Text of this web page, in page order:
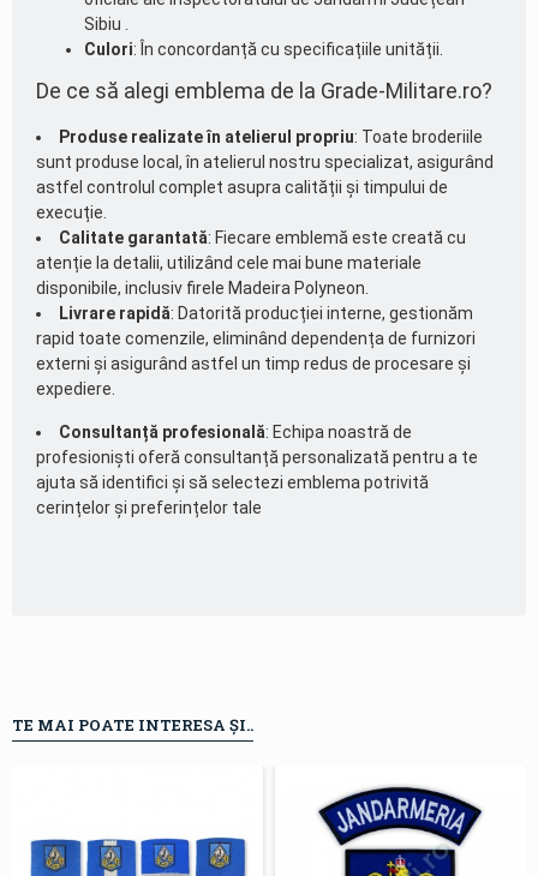
Sibiu .
Culori: În concordanță cu specificațiile unității.
De ce să alegi emblema de la Grade-Militare.ro?
Produse realizate în atelierul propriu: Toate broderiile
sunt produse local, în atelierul nostru specializat, asigurând
astfel controlul complet asupra calității și timpului de
execuție.
Calitate garantată: Fiecare emblemă este creată cu
atenție la detalii, utilizând cele mai bune materiale
disponibile, inclusiv firele Madeira Polyneon.
Livrare rapidă: Datorită producției interne, gestionăm
rapid toate comenzile, eliminând dependența de furnizori
externi și asigurând astfel un timp redus de procesare și
expediere.
Consultanță profesională: Echipa noastră de
profesioniști oferă consultanță personalizată pentru a te
ajuta să identifici și să selectezi emblema potrivită
cerințelor și preferințelor tale
TE MAI POATE INTERESA ȘI..